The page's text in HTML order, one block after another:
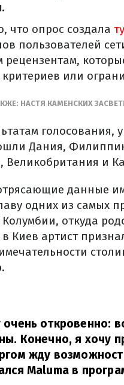
что опрос создала
пользователей
рецензентам,
критериев или
НАСТЯ КАМЕНСКИХ
голосования,
Дания,
Великобритания и
данные
одних из самых
откуда
Киев артист
очень откровенно:
Конечно, я хочу
жду
Maluma в